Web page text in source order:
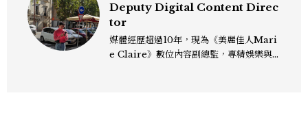
Deputy Digital Content Direc
tor
媒體經歷超過10年，現為《美麗佳人Mari
e Claire》數位內容副總監，專精娛樂與